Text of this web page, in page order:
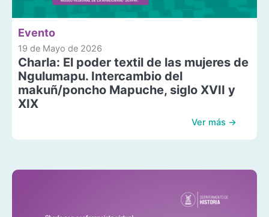
Evento
19 de Mayo de 2026
Charla: El poder textil de las mujeres de
Ngulumapu. Intercambio del
makuñ/poncho Mapuche, siglo XVII y
XIX
Ver más →